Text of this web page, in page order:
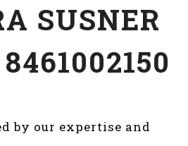
SUSNER
by our expertise and